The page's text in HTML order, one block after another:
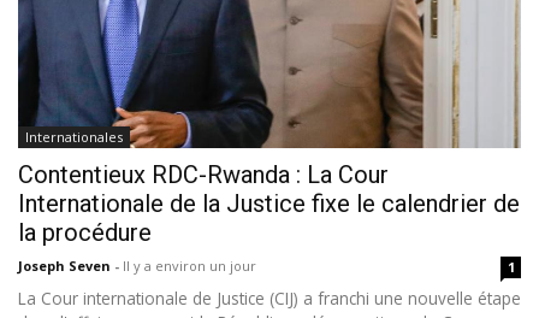
Internationales
Contentieux RDC-Rwanda : La Cour
Internationale de la Justice fixe le calendrier de
la procédure
Joseph Seven - Il y a environ un jour 1
La Cour internationale de Justice (CIJ) a franchi une nouvelle étape